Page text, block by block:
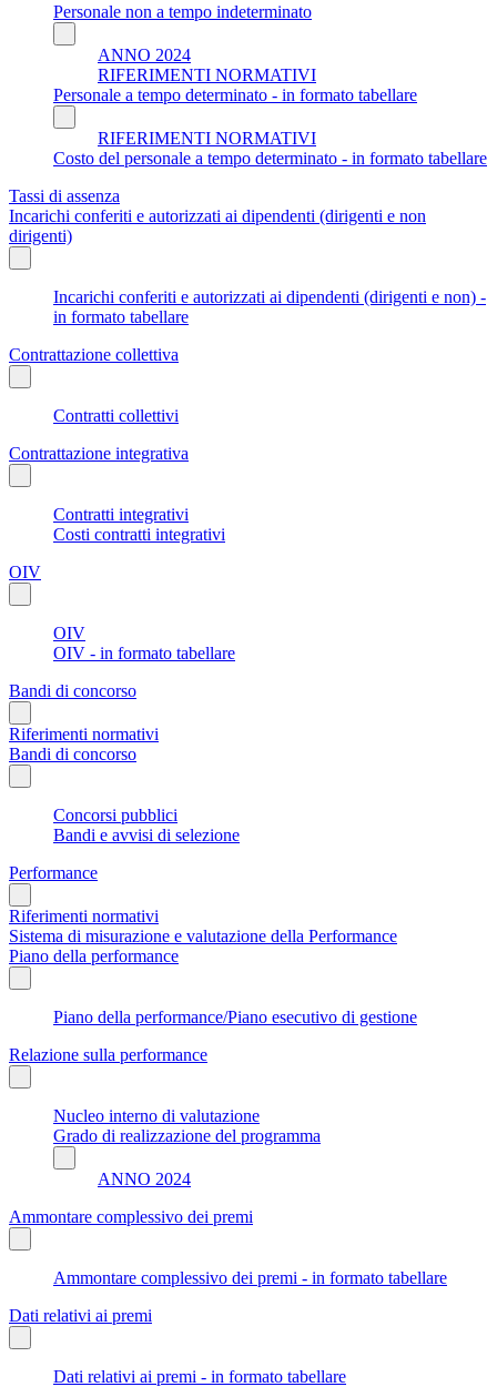
Personale non a tempo indeterminato
ANNO 2024
RIFERIMENTI NORMATIVI
Personale a tempo determinato - in formato tabellare
RIFERIMENTI NORMATIVI
Costo del personale a tempo determinato - in formato tabellare
Tassi di assenza
Incarichi conferiti e autorizzati ai dipendenti (dirigenti e non
dirigenti)
Incarichi conferiti e autorizzati ai dipendenti (dirigenti e non) -
in formato tabellare
Contrattazione collettiva
Contratti collettivi
Contrattazione integrativa
Contratti integrativi
Costi contratti integrativi
OIV
OIV
OIV - in formato tabellare
Bandi di concorso
Riferimenti normativi
Bandi di concorso
Concorsi pubblici
Bandi e avvisi di selezione
Performance
Riferimenti normativi
Sistema di misurazione e valutazione della Performance
Piano della performance
Piano della performance/Piano esecutivo di gestione
Relazione sulla performance
Nucleo interno di valutazione
Grado di realizzazione del programma
ANNO 2024
Ammontare complessivo dei premi
Ammontare complessivo dei premi - in formato tabellare
Dati relativi ai premi
Dati relativi ai premi - in formato tabellare